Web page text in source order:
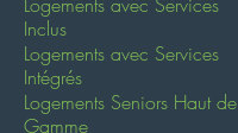
Inclus
Logements avec Services
Intégrés
Logements Seniors Haut de
Gamme